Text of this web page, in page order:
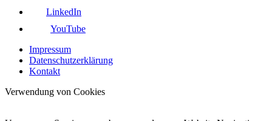
LinkedIn
YouTube
Impressum
Datenschutzerklärung
Kontakt
Verwendung von Cookies